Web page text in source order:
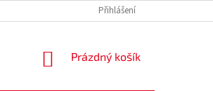
Přihlášení
NÁKUPNÍ
Prázdný košík